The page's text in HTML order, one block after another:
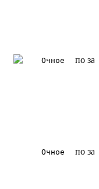
Очное по
Очное по